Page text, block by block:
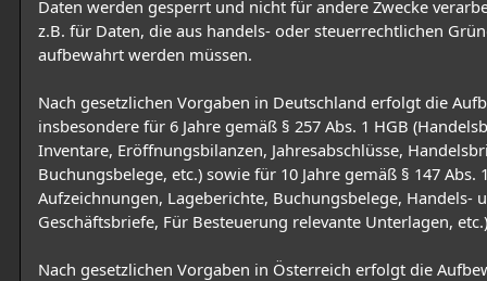
Daten werden gesperrt und nicht für andere Zwecke
z.B. für Daten, die aus handels- oder steuerrechtlichen
aufbewahrt werden müssen.
Nach gesetzlichen Vorgaben in Deutschland erfolgt die
insbesondere für 6 Jahre gemäß § 257 Abs. 1 HGB
Inventare, Eröffnungsbilanzen, Jahresabschlüsse,
Buchungsbelege, etc.) sowie für 10 Jahre gemäß § 147 Abs.
Aufzeichnungen, Lageberichte, Buchungsbelege, Handels-
Geschäftsbriefe, Für Besteuerung relevante Unterlagen,
Nach gesetzlichen Vorgaben in Österreich erfolgt die